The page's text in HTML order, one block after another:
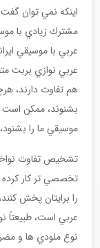
اينكه نمي توان
مشترك زیادي با
عربي با موسيقي
عربي نوازي بربت
هم تفاوت دارند،
بشنوند، ممکن است
موسيقي ما را
تشخیص تفاوت
تخصصي تر کار
را برايتان پخش
عربي است، طبيعتاً
نوع ملودي ها و